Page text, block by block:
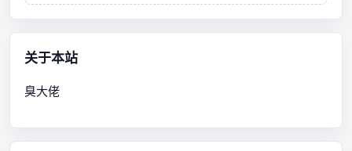
关于本站
臭大佬